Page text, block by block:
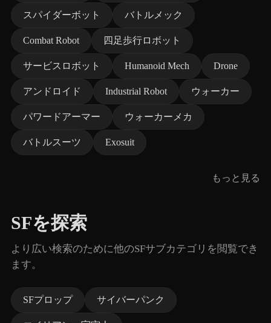
スパイダーボット バトルメック
Combat Robot 四足歩行ロボット
サービスロボット Humanoid Mech Drone
アンドロイド Industrial Robot ウォーカー
パワードアーマー ウォーカーメカ
バトルスーツ Exosuit
もっと見る
SFを探索
より広い検索のために他のSFサブカテゴリを閲覧でき
ます。
SFプロップ サイバーパンク